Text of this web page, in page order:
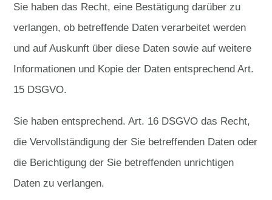
Sie haben das Recht, eine Bestätigung darüber zu
verlangen, ob betreffende Daten verarbeitet werden
und auf Auskunft über diese Daten sowie auf weitere
Informationen und Kopie der Daten entsprechend Art.
15 DSGVO.
Sie haben entsprechend. Art. 16 DSGVO das Recht,
die Vervollständigung der Sie betreffenden Daten oder
die Berichtigung der Sie betreffenden unrichtigen
Daten zu verlangen.